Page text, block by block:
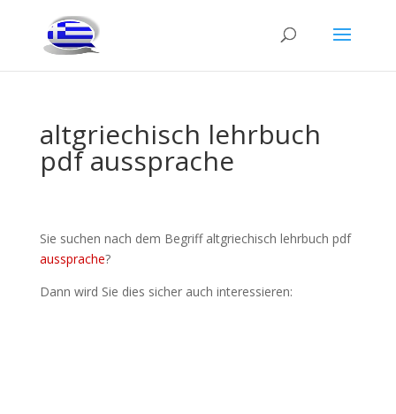
altgriechisch lehrbuch
pdf aussprache
Sie suchen nach dem Begriff altgriechisch lehrbuch pdf
aussprache?
Dann wird Sie dies sicher auch interessieren: